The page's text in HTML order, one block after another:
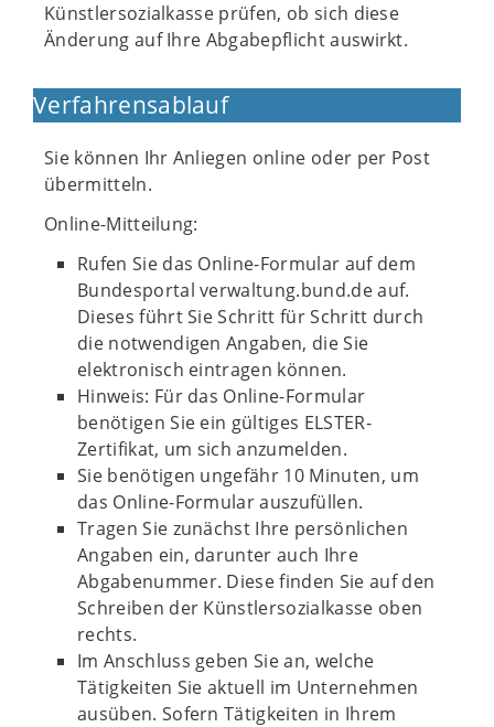
Künstlersozialkasse prüfen, ob sich diese
Änderung auf Ihre Abgabepflicht auswirkt.
Verfahrensablauf
Sie können Ihr Anliegen online oder per Post
übermitteln.
Online-Mitteilung:
Rufen Sie das Online-Formular auf dem
Bundesportal verwaltung.bund.de auf.
Dieses führt Sie Schritt für Schritt durch
die notwendigen Angaben, die Sie
elektronisch eintragen können.
Hinweis: Für das Online-Formular
benötigen Sie ein gültiges ELSTER-
Zertifikat, um sich anzumelden.
Sie benötigen ungefähr 10 Minuten, um
das Online-Formular auszufüllen.
Tragen Sie zunächst Ihre persönlichen
Angaben ein, darunter auch Ihre
Abgabenummer. Diese finden Sie auf den
Schreiben der Künstlersozialkasse oben
rechts.
Im Anschluss geben Sie an, welche
Tätigkeiten Sie aktuell im Unternehmen
ausüben. Sofern Tätigkeiten in Ihrem